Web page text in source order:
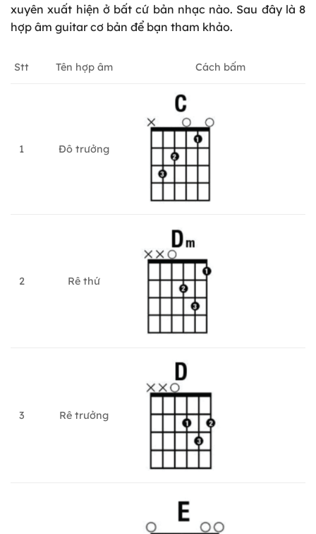
xuyên xuất hiện ở bất cứ bản nhạc nào. Sau đây là 8
hợp âm guitar cơ bản để bạn tham khảo.
Stt Tên hợp âm Cách bấm
1 Đô trưởng
2 Rê thứ
3 Rê trưởng